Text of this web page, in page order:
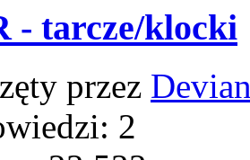
- tarcze/klocki
przez
2